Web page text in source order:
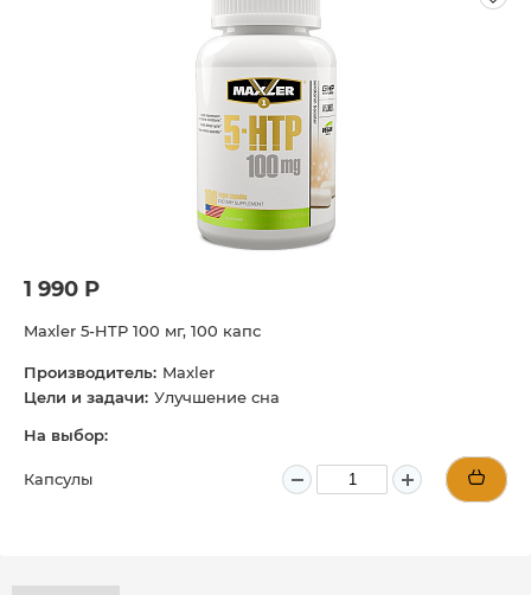
1 990 Р
Maxler 5-HTP 100 мг, 100 капс
Производитель: Maxler
Цели и задачи: Улучшение сна
На выбор:
Капсулы